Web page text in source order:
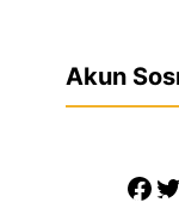
Akun
F